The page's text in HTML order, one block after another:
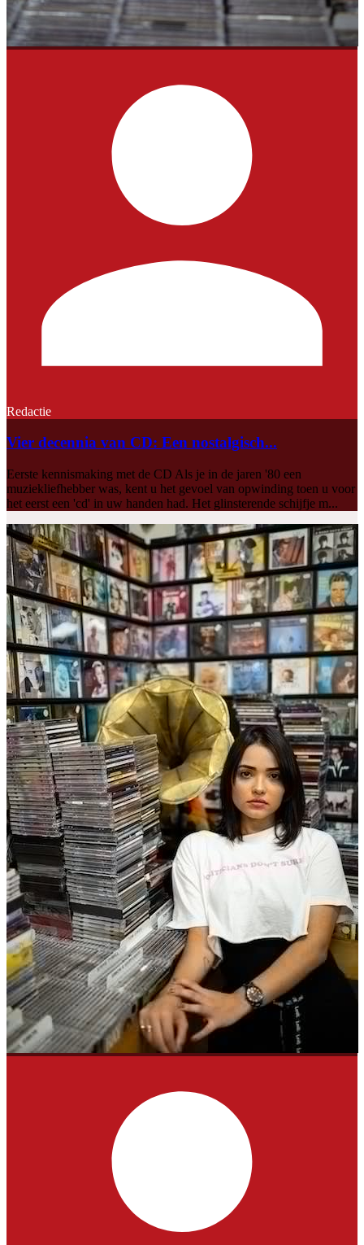
Redactie
Vier decennia van CD: Een nostalgisch...
Eerste kennismaking met de CD Als je in de jaren '80 een
muziekliefhebber was, kent u het gevoel van opwinding toen u voor
het eerst een 'cd' in uw handen had. Het glinsterende schijfje m...